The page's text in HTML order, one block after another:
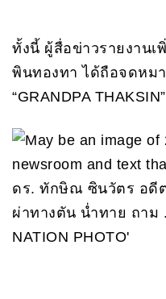
ทั้งนี้ ผู้สื่อข่าวรายงานเ
พินทองทา ได้ถือจดหม
“GRANDPA THAKSIN”